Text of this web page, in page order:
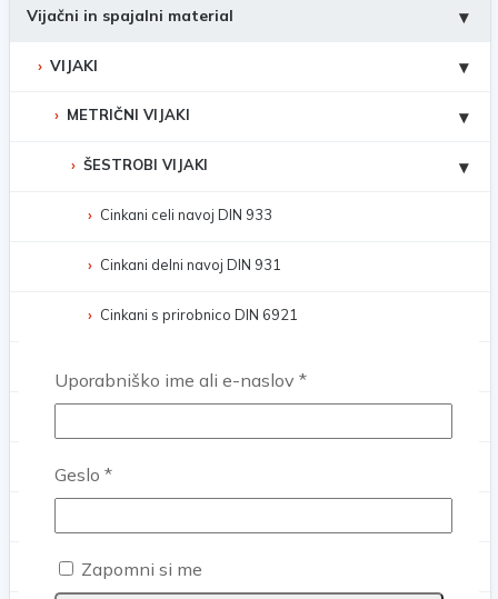
Vijačni in spajalni material ▾
VIJAKI ▾
METRIČNI VIJAKI ▾
ŠESTROBI VIJAKI ▾
Cinkani celi navoj DIN 933
Cinkani delni navoj DIN 931
Cinkani s prirobnico DIN 6921
INOX celi navoj DIN 933
INOX s prirobnico DIN 6921
Uporabniško ime ali e-naslov *Zahtevano
Geslo *Zahtevano
Zapomni si me